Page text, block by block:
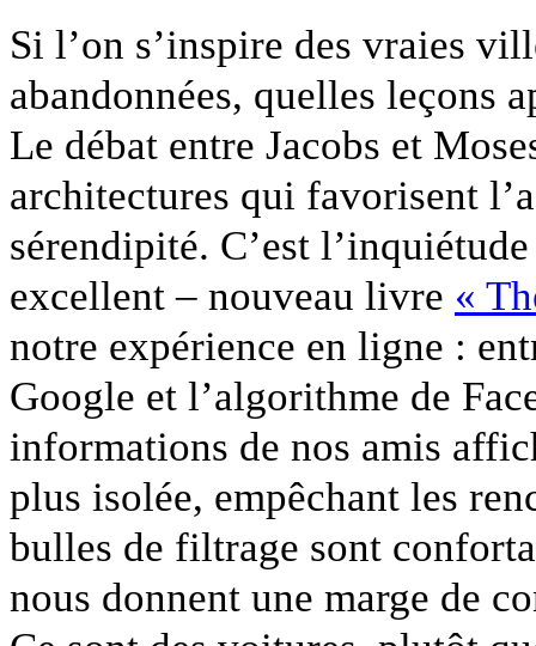
Si l’on s’inspire des vraies
abandonnées, quelles leçons
Le débat entre Jacobs et
architectures qui favorisent
sérendipité. C’est
excellent – nouveau livre «
notre expérience en ligne :
Google et l’algorithme de
informations de nos amis
plus isolée, empêchant les
bulles de filtrage sont
nous donnent une marge de